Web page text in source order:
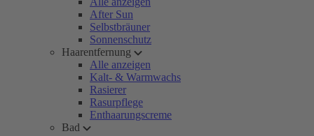
After Sun
Selbstbräuner
Sonnenschutz
Haarentfernung
Alle anzeigen
Kalt- & Warmwachs
Rasierer
Rasurpflege
Enthaarungscreme
Bad